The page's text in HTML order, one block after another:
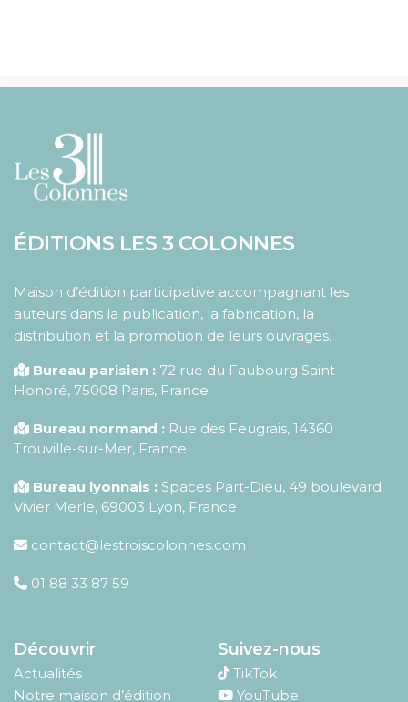
ÉDITIONS LES 3 COLONNES
Maison d’édition participative accompagnant les
auteurs dans la publication, la fabrication, la
distribution et la promotion de leurs ouvrages.
Bureau parisien : 72 rue du Faubourg Saint-
Honoré, 75008 Paris, France
Bureau normand : Rue des Feugrais, 14360
Trouville-sur-Mer, France
Bureau lyonnais : Spaces Part-Dieu, 49 boulevard
Vivier Merle, 69003 Lyon, France
contact@lestroiscolonnes.com
01 88 33 87 59
Découvrir
Actualités
Notre maison d’édition
Suivez-nous
TikTok
YouTube